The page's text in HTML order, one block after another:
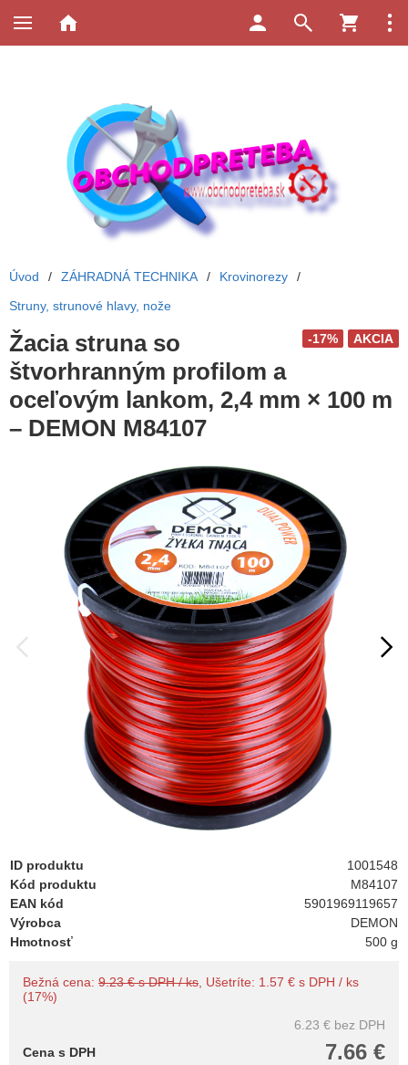
Úvod / ZÁHRADNÁ TECHNIKA / Krovinorezy
/
Struny, strunové hlavy, nože
AKCIA
-17%
Žacia struna so
štvorhranným profilom a
oceľovým lankom, 2,4 mm × 100 m
– DEMON M84107
ID produktu
1001548
Kód produktu
M84107
EAN kód
5901969119657
Výrobca
DEMON
Hmotnosť
500 g
Bežná cena: 9.23 € s DPH / ks , Ušetríte: 1.57 € s DPH / ks
(17%)
6.23 € bez DPH
7.66 €
Cena s DPH